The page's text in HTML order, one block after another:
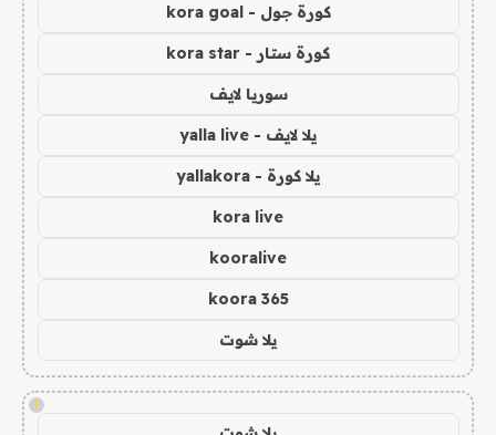
كورة جول - kora goal
كورة ستار - kora star
سوريا لايف
يلا لايف - yalla live
يلا كورة - yallakora
kora live
kooralive
koora 365
يلا شوت
!